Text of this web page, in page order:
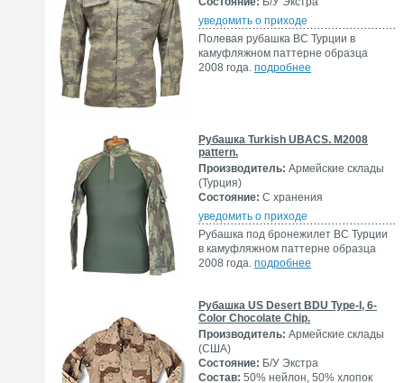
уведомить о приходе
Полевая рубашка ВС Турции в
камуфляжном паттерне образца
2008 года. подробнее
Рубашка Turkish UBACS. M2008
pattern.
Производитель: Армейские склады
(Турция)
Состояние: С хранения
уведомить о приходе
Рубашка под бронежилет ВС Турции
в камуфляжном паттерне образца
2008 года. подробнее
Рубашка US Desert BDU Type-I, 6-
Color Chocolate Chip.
Производитель: Армейские склады
(США)
Состояние: Б/У Экстра
Состав: 50% нейлон, 50% хлопок